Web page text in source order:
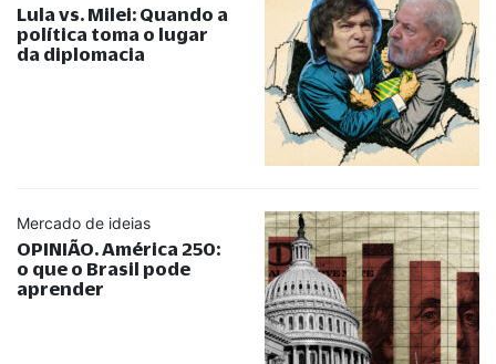
Lula vs. Milei: Quando a
política toma o lugar
da diplomacia
Mercado de ideias
OPINIÃO. América 250:
o que o Brasil pode
aprender